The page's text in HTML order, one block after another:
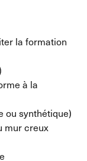
la formation
à la
ou synthétique)
mur creux